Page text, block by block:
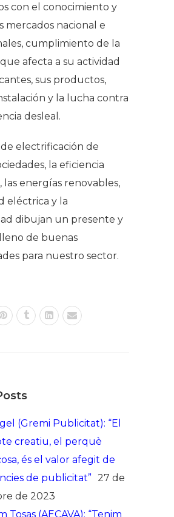
con el conocimiento y
mercados nacional e
cumplimiento de la
afecta a su actividad
sus productos,
y la lucha contra
desleal.
electrificación de
la eficiencia
las energías renovables,
eléctrica y la
dibujan un presente y
de buenas
para nuestro sector.
(Gremi Publicitat): “El
creatiu, el perquè
és el valor afegit de
de publicitat” 27 de
de 2023
Tosas (AECAVA): “Tenim